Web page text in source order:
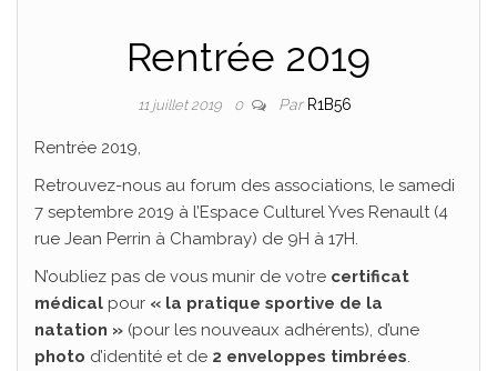
Rentrée 2019
11 juillet 2019 0 Par R1B56
Rentrée 2019,
Retrouvez-nous au forum des associations, le samedi
7 septembre 2019 à l’Espace Culturel Yves Renault (4
rue Jean Perrin à Chambray) de 9H à 17H.
N’oubliez pas de vous munir de votre certificat
médical pour « la pratique sportive de la
natation » (pour les nouveaux adhérents), d’une
photo d’identité et de 2 enveloppes timbrées.